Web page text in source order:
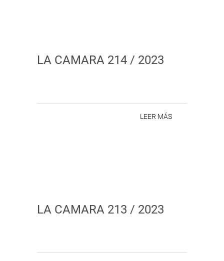
LA CAMARA 214 / 2023
LEER MÁS
LA CAMARA 213 / 2023